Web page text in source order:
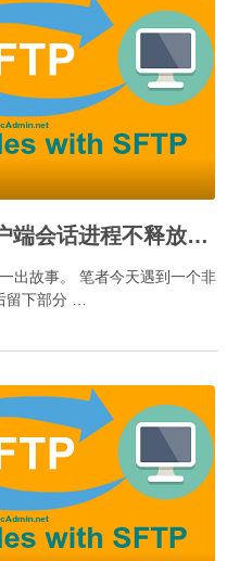
如何临时解决sftp客户端会话进程不释放问题？
出故事。 笔者今天遇到一个非
留下部分 …